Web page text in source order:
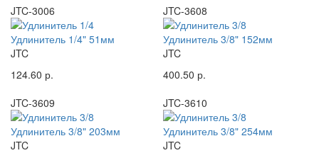
JTC-3006
Удлинитель 1/4" 51мм
JTC
124.60 р.
JTC-3608
Удлинитель 3/8" 152мм
JTC
400.50 р.
JTC-3609
Удлинитель 3/8" 203мм
JTC
JTC-3610
Удлинитель 3/8" 254мм
JTC